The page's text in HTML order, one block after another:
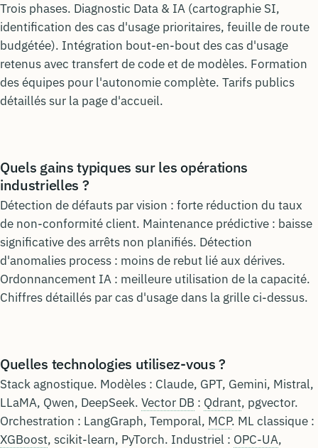
Trois phases. Diagnostic Data & IA (cartographie SI,
identification des cas d'usage prioritaires, feuille de route
budgétée). Intégration bout-en-bout des cas d'usage
retenus avec transfert de code et de modèles. Formation
des équipes pour l'autonomie complète. Tarifs publics
détaillés sur la page d'accueil.
Quels gains typiques sur les opérations
industrielles ?
Détection de défauts par vision : forte réduction du taux
de non-conformité client. Maintenance prédictive : baisse
significative des arrêts non planifiés. Détection
d'anomalies process : moins de rebut lié aux dérives.
Ordonnancement IA : meilleure utilisation de la capacité.
Chiffres détaillés par cas d'usage dans la grille ci-dessus.
Quelles technologies utilisez-vous ?
Stack agnostique. Modèles : Claude, GPT, Gemini, Mistral,
LLaMA, Qwen, DeepSeek. Vector DB : Qdrant, pgvector.
Orchestration : LangGraph, Temporal, MCP. ML classique :
XGBoost, scikit-learn, PyTorch. Industriel : OPC-UA,